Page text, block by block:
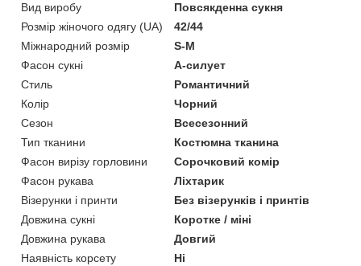
Вид виробу
Повсякденна сукня
Розмір жіночого одягу (UA)
42/44
Міжнародний розмір
S-M
Фасон сукні
А-силует
Стиль
Романтичний
Колір
Чорний
Сезон
Всесезонний
Тип тканини
Костюмна тканина
Фасон вирізу горловини
Сорочковий комір
Фасон рукава
Ліхтарик
Візерунки і принти
Без візерунків і принтів
Довжина сукні
Коротке / міні
Довжина рукава
Довгий
Наявність корсету
Ні